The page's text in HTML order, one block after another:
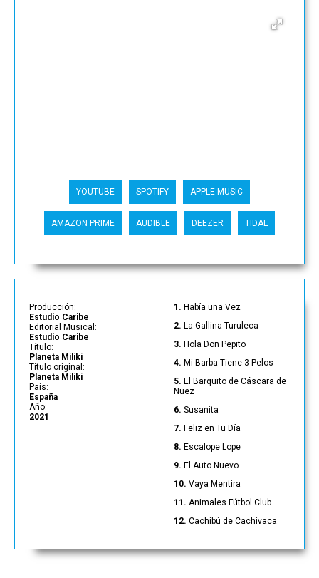
YOUTUBE SPOTIFY APPLE MUSIC
AMAZON PRIME AUDIBLE DEEZER TIDAL
Producción:
Estudio Caribe
Editorial Musical:
Estudio Caribe
Título:
Planeta Miliki
Título original:
Planeta Miliki
País:
España
Año:
2021
1. Había una Vez
2. La Gallina Turuleca
3. Hola Don Pepito
4. Mi Barba Tiene 3 Pelos
5. El Barquito de Cáscara de
Nuez
6. Susanita
7. Feliz en Tu Día
8. Escalope Lope
9. El Auto Nuevo
10. Vaya Mentira
11. Animales Fútbol Club
12. Cachibú de Cachivaca